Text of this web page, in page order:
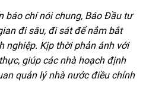
báo chí nói chung, Báo Đầu tư
đi sâu, đi sát để nắm bắt
nghiệp. Kịp thời phản ánh với
giúp các nhà hoạch định
quản lý nhà nước điều chỉnh